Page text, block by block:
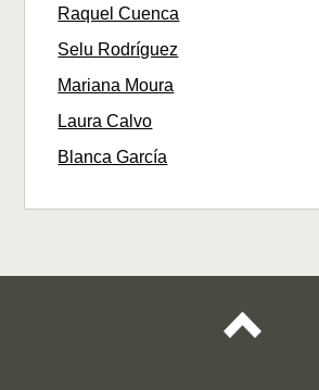
Raquel Cuenca
Selu Rodríguez
Mariana Moura
Laura Calvo
Blanca García